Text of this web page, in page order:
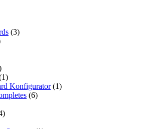
(3)
Konfigurator (1)
(6)